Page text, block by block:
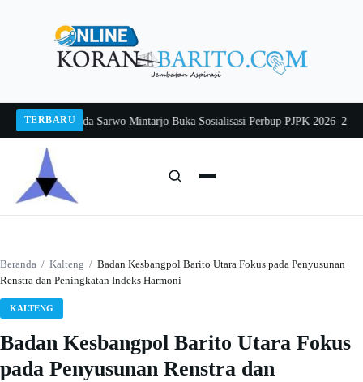
TERBARU
Pj Sekda Sarwo Mintarjo Buka Sosialisasi Perbup PJPK 2026–2030
Beranda / Kalteng / Badan Kesbangpol Barito Utara Fokus pada Penyusunan
Renstra dan Peningkatan Indeks Harmoni
KALTENG
Badan Kesbangpol Barito Utara Fokus
pada Penyusunan Renstra dan